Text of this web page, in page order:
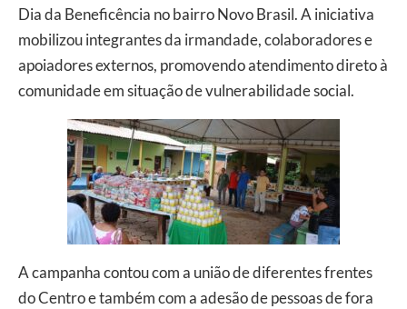
Dia da Beneficência no bairro Novo Brasil. A iniciativa
mobilizou integrantes da irmandade, colaboradores e
apoiadores externos, promovendo atendimento direto à
comunidade em situação de vulnerabilidade social.
A campanha contou com a união de diferentes frentes
do Centro e também com a adesão de pessoas de fora